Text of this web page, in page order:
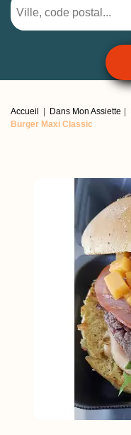
Accueil Dans Mon Assiette
Burger Maxi Classic